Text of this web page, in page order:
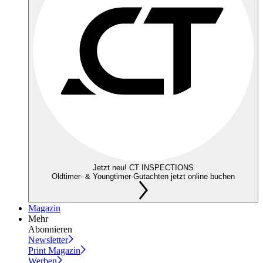
Jetzt neu! CT INSPECTIONS
Oldtimer- & Youngtimer-Gutachten jetzt online buchen
Magazin
Mehr
Abonnieren
Newsletter
Print Magazin
Werben